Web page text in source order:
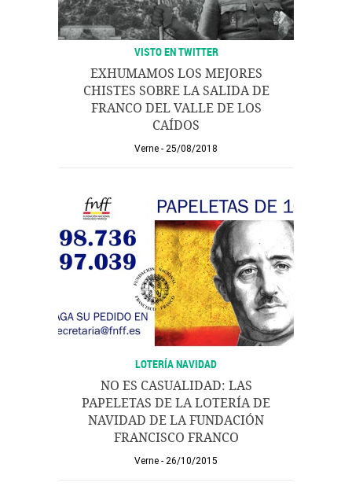
VISTO EN TWITTER
EXHUMAMOS LOS MEJORES
CHISTES SOBRE LA SALIDA DE
FRANCO DEL VALLE DE LOS
CAÍDOS
Verne 25/08/2018
LOTERÍA NAVIDAD
NO ES CASUALIDAD: LAS
PAPELETAS DE LA LOTERÍA DE
NAVIDAD DE LA FUNDACIÓN
FRANCISCO FRANCO
Verne 26/10/2015